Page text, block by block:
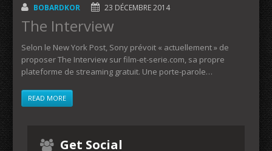
BOBARDKOR 23 DÉCEMBRE 2014
The Interview
Selon le New York Post, Sony prévoit « actuellement » de
proposer The Interview sur film-et-serie.com, sa propre
plateforme de streaming gratuit. Une porte-parole…
READ MORE
Get Social